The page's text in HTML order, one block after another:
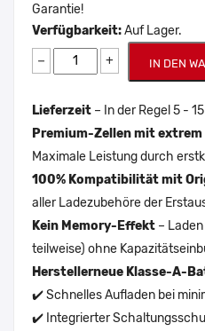
Garantie!
Verfügbarkeit:Auf Lager.
− + IN DEN
Lieferzeit – In der Regel 5 -
Premium-Zellen mit
Maximale Leistung durch
100% Kompatibilität mit
aller Ladezubehöre der
Kein Memory-Effekt –
teilweise) ohne
Herstellerneue Klasse-A-
✔️ Schnelles Aufladen bei
✔️ Integrierter